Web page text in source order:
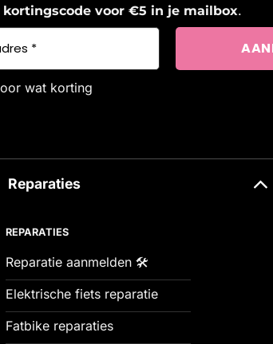
voor €5 in je mailbox.
wat korting
Reparaties
REPARATIES
Reparatie aanmelden 🛠️
Elektrische fiets reparatie
Fatbike reparaties